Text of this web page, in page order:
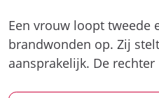
Een vrouw loopt tweede
brandwonden op. Zij
aansprakelijk. De